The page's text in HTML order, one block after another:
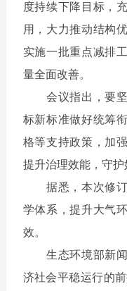
度持续下降目标，
用，大力推动结构
实施一批重点减排
量全面改善。
会议指出，要
标新标准做好统筹
格等支持政策，加
提升治理效能，守
据悉，本次修
学体系，提升大气
效。
生态环境部新
济社会平稳运行的